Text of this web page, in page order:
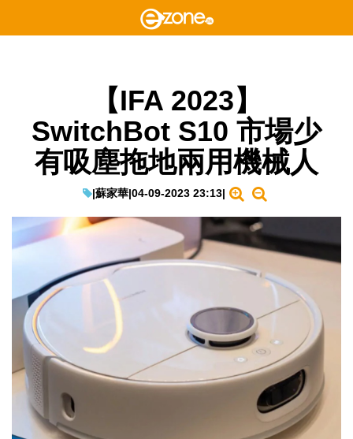
【IFA 2023】
SwitchBot S10 市場少
有吸塵拖地兩用機械人
|蘇家華|04-09-2023 23:13|